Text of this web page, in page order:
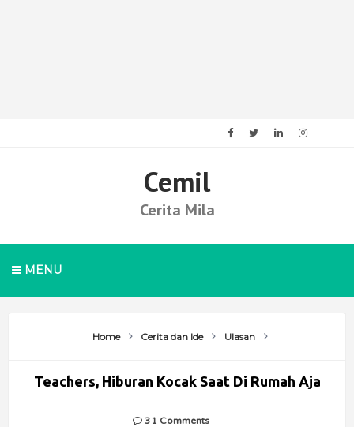
Cemil
Cerita Mila
MENU
Home Cerita dan Ide Ulasan
Teachers, Hiburan Kocak Saat Di Rumah Aja
31 Comments